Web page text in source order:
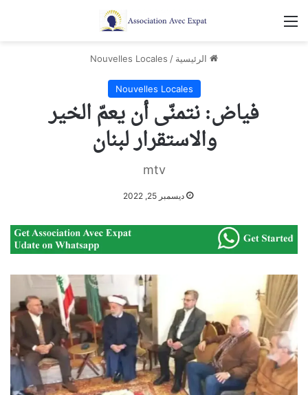
القائمة
الرئيسية /
Nouvelles Locales
Nouvelles Locales
فياض: نتمنّى أن يعمّ الخير
والاستقرار لبنان
mtv
ديسمبر 25, 2022